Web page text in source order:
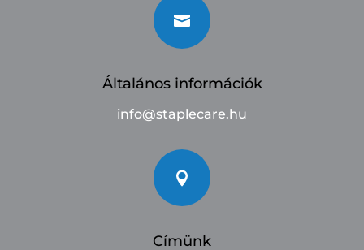

Általános információk
info@staplecare.hu

Címünk